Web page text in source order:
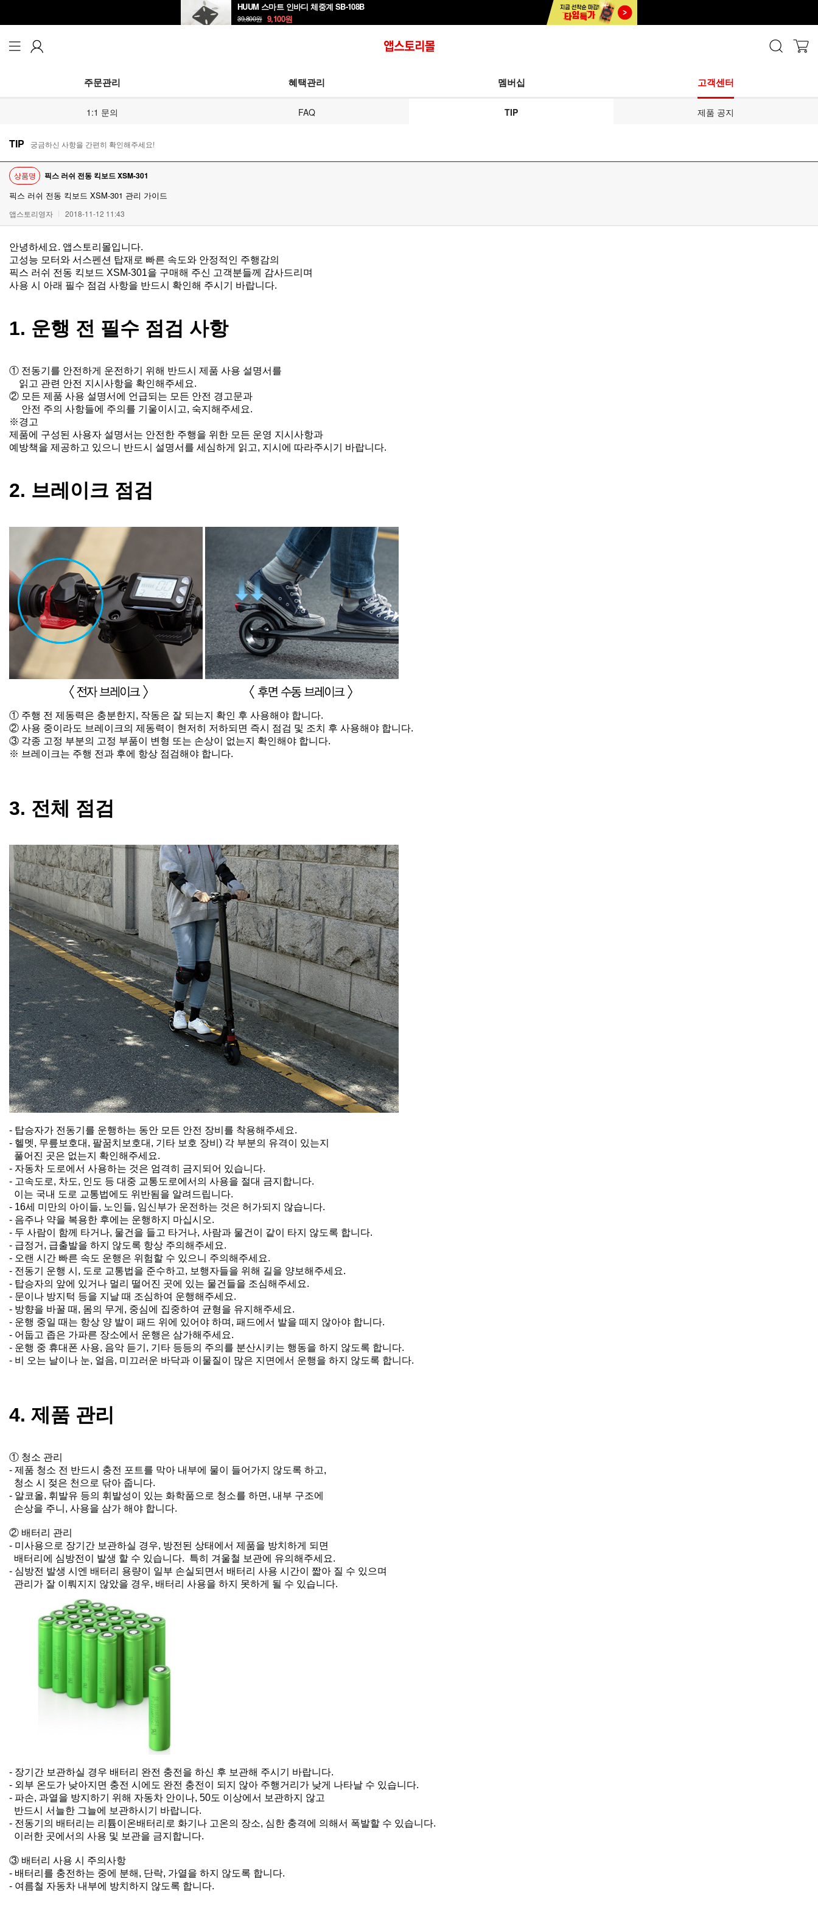
HUUM 스마트 인바디 체중계 SB-108B
39,800원 9,100원
주문관리 혜택관리 멤버십 고객센터
1:1 문의 FAQ TIP 제품 공지
TIP 궁금하신 사항을 간편히 확인해주세요!
상품명 픽스 러쉬 전동 킥보드 XSM-301
픽스 러쉬 전동 킥보드 XSM-301 관리 가이드
앱스토리영자 2018-11-12 11:43
안녕하세요. 앱스토리몰입니다.
고성능 모터와 서스펜션 탑재로 빠른 속도와 안정적인 주행감의
픽스 러쉬 전동 킥보드 XSM-301을 구매해 주신 고객분들께 감사드리며
사용 시 아래 필수 점검 사항을 반드시 확인해 주시기 바랍니다.
1. 운행 전 필수 점검 사항
① 전동기를 안전하게 운전하기 위해 반드시 제품 사용 설명서를
읽고 관련 안전 지시사항을 확인해주세요.
② 모든 제품 사용 설명서에 언급되는 모든 안전 경고문과
안전 주의 사항들에 주의를 기울이시고, 숙지해주세요.
※경고
제품에 구성된 사용자 설명서는 안전한 주행을 위한 모든 운영 지시사항과
예방책을 제공하고 있으니 반드시 설명서를 세심하게 읽고, 지시에 따라주시기 바랍니다.
2. 브레이크 점검
① 주행 전 제동력은 충분한지, 작동은 잘 되는지 확인 후 사용해야 합니다.
② 사용 중이라도 브레이크의 제동력이 현저히 저하되면 즉시 점검 및 조치 후 사용해야 합니다.
③ 각종 고정 부분의 고정 부품이 변형 또는 손상이 없는지 확인해야 합니다.
※ 브레이크는 주행 전과 후에 항상 점검해야 합니다.
3. 전체 점검
- 탑승자가 전동기를 운행하는 동안 모든 안전 장비를 착용해주세요.
- 헬멧, 무릎보호대, 팔꿈치보호대, 기타 보호 장비) 각 부분의 유격이 있는지
풀어진 곳은 없는지 확인해주세요.
- 자동차 도로에서 사용하는 것은 엄격히 금지되어 있습니다.
- 고속도로, 차도, 인도 등 대중 교통도로에서의 사용을 절대 금지합니다.
이는 국내 도로 교통법에도 위반됨을 알려드립니다.
- 16세 미만의 아이들, 노인들, 임신부가 운전하는 것은 허가되지 않습니다.
- 음주나 약을 복용한 후에는 운행하지 마십시오.
- 두 사람이 함께 타거나, 물건을 들고 타거나, 사람과 물건이 같이 타지 않도록 합니다.
- 급정거, 급출발을 하지 않도록 항상 주의해주세요.
- 오랜 시간 빠른 속도 운행은 위험할 수 있으니 주의해주세요.
- 전동기 운행 시, 도로 교통법을 준수하고, 보행자들을 위해 길을 양보해주세요.
- 탑승자의 앞에 있거나 멀리 떨어진 곳에 있는 물건들을 조심해주세요.
- 문이나 방지턱 등을 지날 때 조심하여 운행해주세요.
- 방향을 바꿀 때, 몸의 무게, 중심에 집중하여 균형을 유지해주세요.
- 운행 중일 때는 항상 양 발이 패드 위에 있어야 하며, 패드에서 발을 떼지 않아야 합니다.
- 어둡고 좁은 가파른 장소에서 운행은 삼가해주세요.
- 운행 중 휴대폰 사용, 음악 듣기, 기타 등등의 주의를 분산시키는 행동을 하지 않도록 합니다.
- 비 오는 날이나 눈, 얼음, 미끄러운 바닥과 이물질이 많은 지면에서 운행을 하지 않도록 합니다.
4. 제품 관리
① 청소 관리
- 제품 청소 전 반드시 충전 포트를 막아 내부에 물이 들어가지 않도록 하고,
청소 시 젖은 천으로 닦아 줍니다.
- 알코올, 휘발유 등의 휘발성이 있는 화학품으로 청소를 하면, 내부 구조에
손상을 주니, 사용을 삼가 해야 합니다.
② 배터리 관리
- 미사용으로 장기간 보관하실 경우, 방전된 상태에서 제품을 방치하게 되면
배터리에 심방전이 발생 할 수 있습니다. 특히 겨울철 보관에 유의해주세요.
- 심방전 발생 시엔 배터리 용량이 일부 손실되면서 배터리 사용 시간이 짧아 질 수 있으며
관리가 잘 이뤄지지 않았을 경우, 배터리 사용을 하지 못하게 될 수 있습니다.
- 장기간 보관하실 경우 배터리 완전 충전을 하신 후 보관해 주시기 바랍니다.
- 외부 온도가 낮아지면 충전 시에도 완전 충전이 되지 않아 주행거리가 낮게 나타날 수 있습니다.
- 파손, 과열을 방지하기 위해 자동차 안이나, 50도 이상에서 보관하지 않고
반드시 서늘한 그늘에 보관하시기 바랍니다.
- 전동기의 배터리는 리튬이온배터리로 화기나 고온의 장소, 심한 충격에 의해서 폭발할 수 있습니다.
이러한 곳에서의 사용 및 보관을 금지합니다.
③ 배터리 사용 시 주의사항
- 배터리를 충전하는 중에 분해, 단락, 가열을 하지 않도록 합니다.
- 여름철 자동차 내부에 방치하지 않도록 합니다.